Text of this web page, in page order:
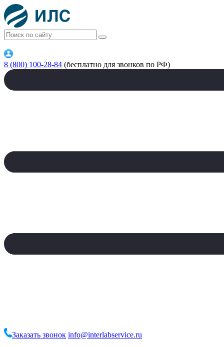
8 (800) 100-28-84 (бесплатно для звонков по РФ)
Заказать звонок info@interlabservice.ru